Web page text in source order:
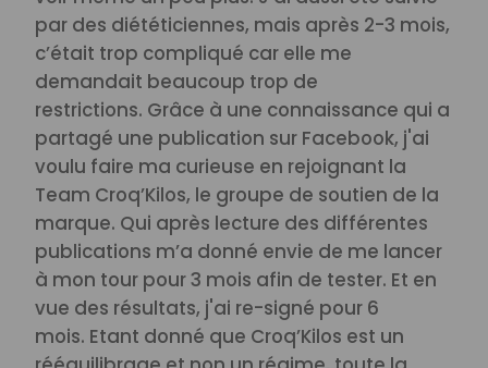
par des diététiciennes, mais après 2-3 mois,
c’était trop compliqué car elle me
demandait beaucoup trop de
restrictions. Grâce à une connaissance qui a
partagé une publication sur Facebook, j'ai
voulu faire ma curieuse en rejoignant la
Team Croq’Kilos, le groupe de soutien de la
marque. Qui après lecture des différentes
publications m’a donné envie de me lancer
à mon tour pour 3 mois afin de tester. Et en
vue des résultats, j'ai re-signé pour 6
mois. Etant donné que Croq’Kilos est un